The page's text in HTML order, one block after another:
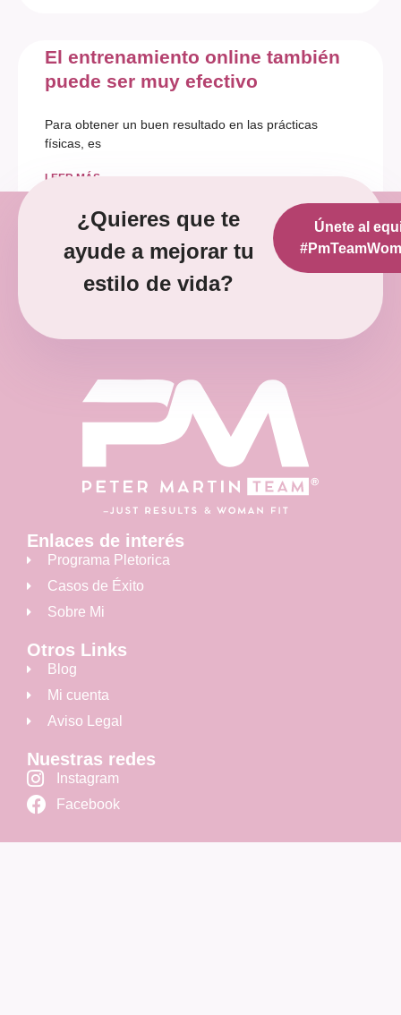
El entrenamiento online también
puede ser muy efectivo
Para obtener un buen resultado en las prácticas
físicas, es
LEER MÁS »
diciembre 12, 2022 No hay comentarios
¿Quieres que te
ayude a mejorar tu
estilo de vida?
Únete al
Enlaces de interés
Programa Pletorica
Casos de Éxito
Sobre Mi
Otros Links
Blog
Mi cuenta
Aviso Legal
Nuestras redes
Instagram
Facebook